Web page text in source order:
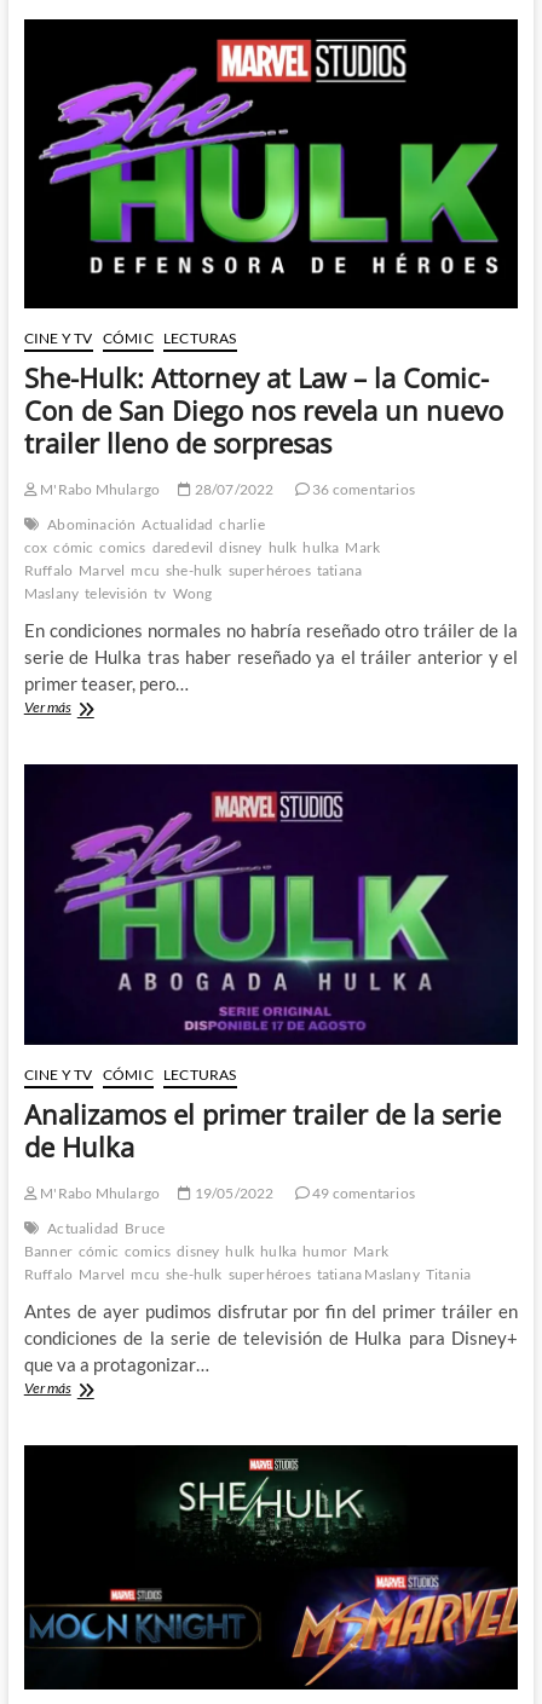
de
Hulka
CINE Y TV CÓMIC LECTURAS
She-Hulk: Attorney at Law – la Comic-
Con de San Diego nos revela un nuevo
trailer lleno de sorpresas
M'Rabo Mhulargo 28/07/2022
36 comentarios
Abominación Actualidad charlie
cox cómic comics daredevil disney hulk hulka Mark
Ruffalo Marvel mcu she-hulk superhéroes tatiana
Maslany televisión tv Wong
En condiciones normales no habría reseñado otro tráiler de la
serie de Hulka tras haber reseñado ya el tráiler anterior y el
primer teaser, pero…
Ver másShe-
la
Comic-
Con
de
lleno
sorpresas
CINE Y TV CÓMIC LECTURAS
Analizamos el primer trailer de la serie
de Hulka
M'Rabo Mhulargo 19/05/2022
49 comentarios
Actualidad Bruce
Banner cómic comics disney hulk hulka humor Mark
Ruffalo Marvel mcu she-hulk superhéroes tatiana Maslany Titania
Antes de ayer pudimos disfrutar por fin del primer tráiler en
condiciones de la serie de televisión de Hulka para Disney+
que va a protagonizar…
Ver másAnalizamos